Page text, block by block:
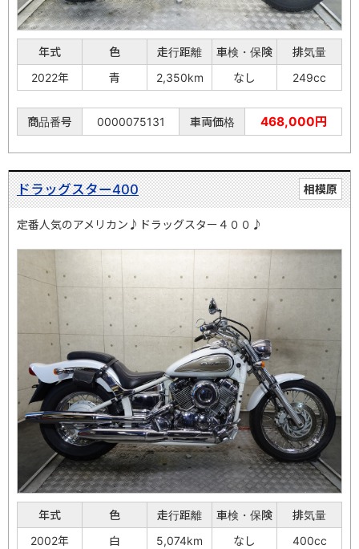
年式 色 走行距離 車検・保険
排気量
2022年
青 2,350km なし 249cc
商品番号 0000075131 車両価格 468,000円
相模原
ドラッグスター400
定番人気のアメリカン♪ドラッグスター４００♪
年式 色 走行距離 車検・保険
排気量
2002年
白 5,074km なし 400cc